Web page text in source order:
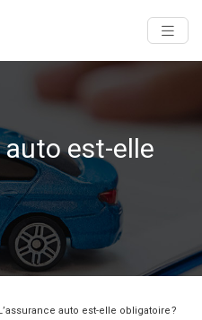
auto est-elle
auto est-elle obligatoire ?